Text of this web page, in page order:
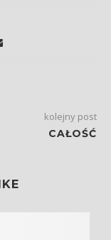
kolejny post
CAŁOŚĆ